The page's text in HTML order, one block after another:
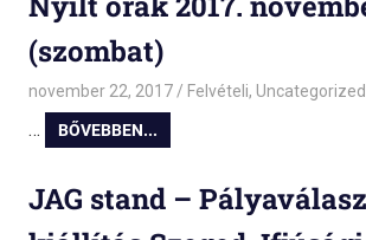
(szombat)
november 22, 2017 admin
Felvételi, Uncategorized
… BŐVEBBEN...
JAG stand –